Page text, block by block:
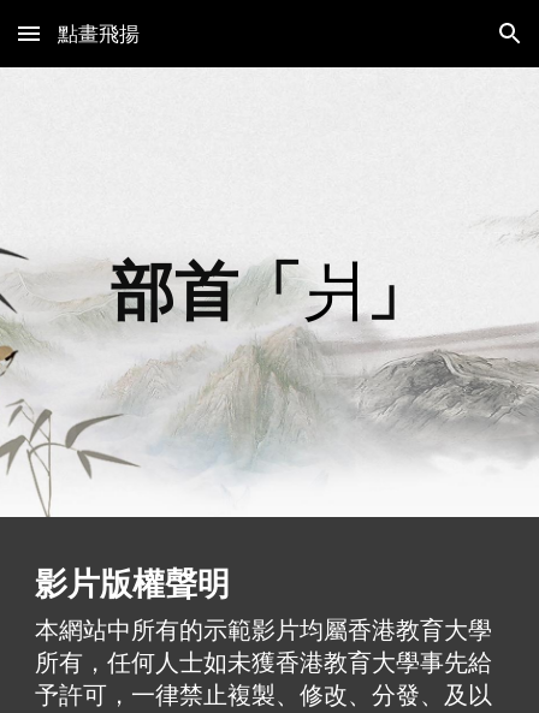
Skip to main content Skip to navigation
點畫飛揚
部首「爿 」
影片版權聲明
本網站中所有的示範影片均屬香港教育大學
所有，任何人士如未獲香港教育大學事先給
予許可，一律禁止複製、修改、分發、及以